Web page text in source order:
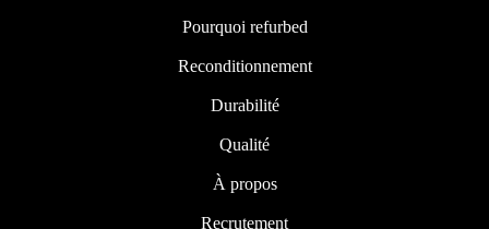
Pourquoi refurbed
Reconditionnement
Durabilité
Qualité
À propos
Recrutement